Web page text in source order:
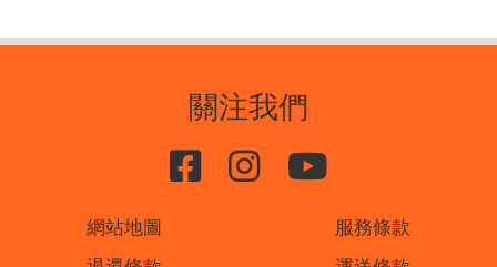
關注我們
網站地圖
服務條款